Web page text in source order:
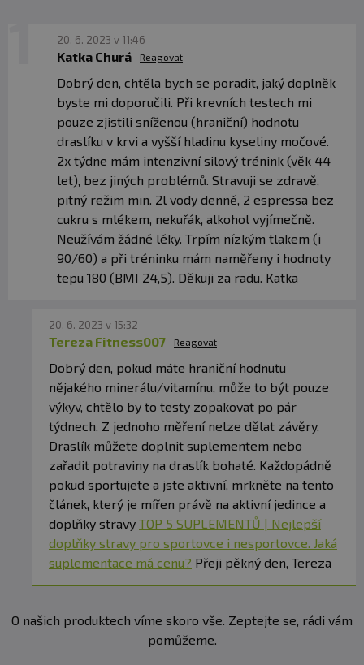
20. 6. 2023 v 11:46
Katka Churá Reagovat
Dobrý den, chtěla bych se poradit, jaký doplněk
byste mi doporučili. Při krevních testech mi
pouze zjistili sníženou (hraniční) hodnotu
draslíku v krvi a vyšší hladinu kyseliny močové.
2x týdne mám intenzivní silový trénink (věk 44
let), bez jiných problémů. Stravuji se zdravě,
pitný režim min. 2l vody denně, 2 espressa bez
cukru s mlékem, nekuřák, alkohol vyjímečně.
Neužívám žádné léky. Trpím nízkým tlakem (i
90/60) a při tréninku mám naměřeny i hodnoty
tepu 180 (BMI 24,5). Děkuji za radu. Katka
20. 6. 2023 v 15:32
Tereza Fitness007 Reagovat
Dobrý den, pokud máte hraniční hodnutu
nějakého minerálu/vitamínu, může to být pouze
výkyv, chtělo by to testy zopakovat po pár
týdnech. Z jednoho měření nelze dělat závěry.
Draslík můžete doplnit suplementem nebo
zařadit potraviny na draslík bohaté. Každopádně
pokud sportujete a jste aktivní, mrkněte na tento
článek, který je mířen právě na aktivní jedince a
doplňky stravy TOP 5 SUPLEMENTŮ | Nejlepší
doplňky stravy pro sportovce i nesportovce. Jaká
suplementace má cenu? Přeji pěkný den, Tereza
O našich produktech víme skoro vše. Zeptejte se, rádi vám
pomůžeme.